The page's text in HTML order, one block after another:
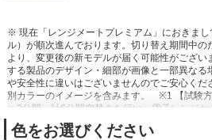
※ 現在「レンジメートプレミアム」におきま
ル）が順次進んでおります。切り替え期間中の
より、変更後の新モデルが届く可能性がござい
する製品のデザイン・細部が画像と一部異な
や安全性に違いはございませんのでご安心くだ
別カラーのイメージを含みます。
※1 【試験
＋3分間、計6分間空焚きを行い、電子レンジ
ラフィで測定。
※2 中まで火が通る冷凍食材
餃子のみ。食材の状況によって様子を見ながら
色をお選びください